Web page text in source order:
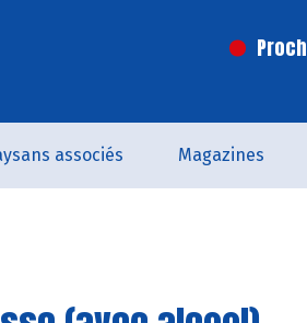
associés Magazines